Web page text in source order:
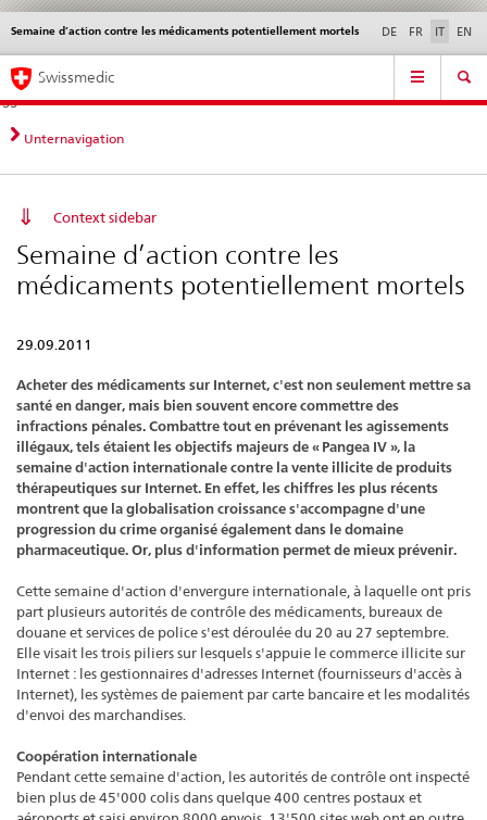
Navigazione
diretta:
novità,
aspetti
contatto
Novità &
norme
Contatto | Supporto &
aiuto
Semaine d’action contre les médicaments potentiellement mortels DE FR IT EN
Service
Navigation
Swissmedic
Unternavigation
Context sidebar
Semaine d’action contre les
médicaments potentiellement mortels
29.09.2011
Acheter des médicaments sur Internet, c'est non seulement mettre sa
santé en danger, mais bien souvent encore commettre des
infractions pénales. Combattre tout en prévenant les agissements
illégaux, tels étaient les objectifs majeurs de « Pangea IV », la
semaine d'action internationale contre la vente illicite de produits
thérapeutiques sur Internet. En effet, les chiffres les plus récents
montrent que la globalisation croissance s'accompagne d'une
progression du crime organisé également dans le domaine
pharmaceutique. Or, plus d'information permet de mieux prévenir.
Cette semaine d'action d'envergure internationale, à laquelle ont pris
part plusieurs autorités de contrôle des médicaments, bureaux de
douane et services de police s'est déroulée du 20 au 27 septembre.
Elle visait les trois piliers sur lesquels s'appuie le commerce illicite sur
Internet : les gestionnaires d'adresses Internet (fournisseurs d'accès à
Internet), les systèmes de paiement par carte bancaire et les modalités
d'envoi des marchandises.
Coopération internationale
Pendant cette semaine d'action, les autorités de contrôle ont inspecté
bien plus de 45'000 colis dans quelque 400 centres postaux et